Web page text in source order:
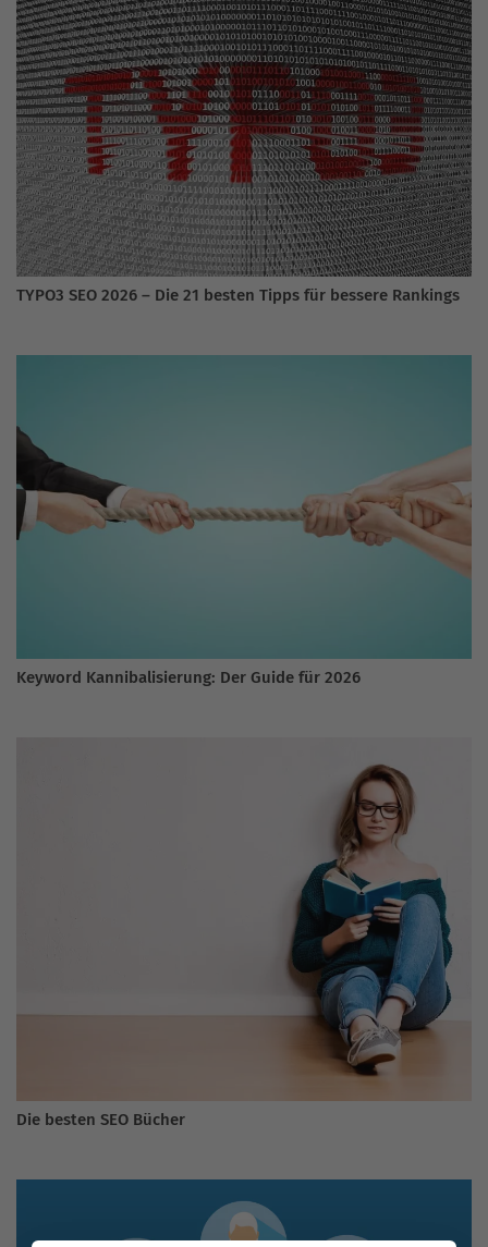
TYPO3 SEO 2026 – Die 21 besten Tipps für bessere Rankings
Keyword Kannibalisierung: Der Guide für 2026
Die besten SEO Bücher